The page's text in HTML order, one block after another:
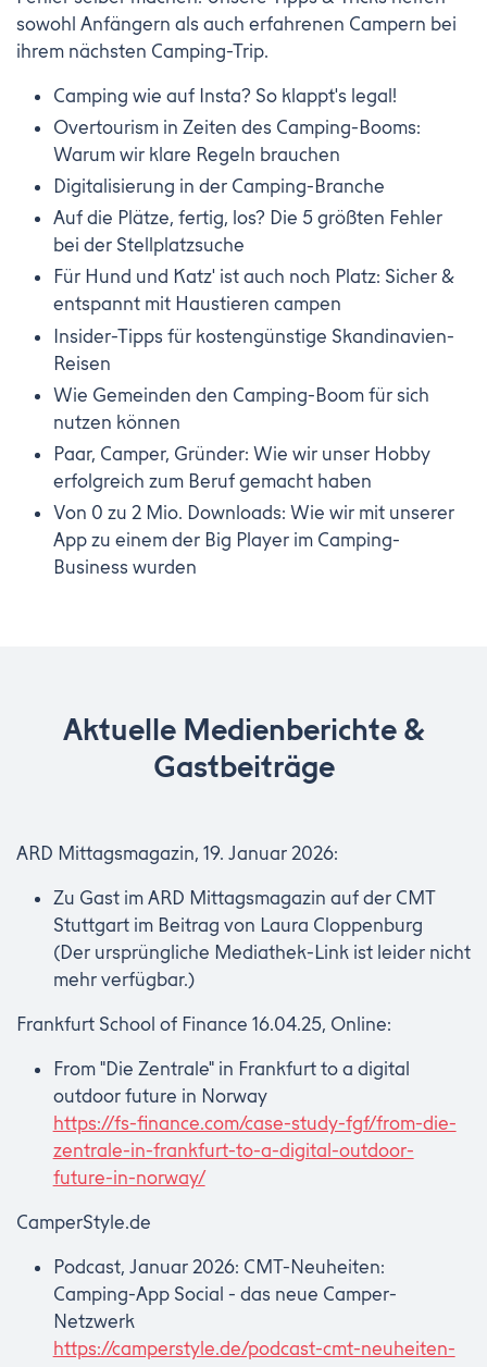
sowohl Anfängern als auch erfahrenen Campern bei
ihrem nächsten Camping-Trip.
Camping wie auf Insta? So klappt's legal!
Overtourism in Zeiten des Camping-Booms:
Warum wir klare Regeln brauchen
Digitalisierung in der Camping-Branche
Auf die Plätze, fertig, los? Die 5 größten Fehler
bei der Stellplatzsuche
Für Hund und Katz' ist auch noch Platz: Sicher &
entspannt mit Haustieren campen
Insider-Tipps für kostengünstige Skandinavien-
Reisen
Wie Gemeinden den Camping-Boom für sich
nutzen können
Paar, Camper, Gründer: Wie wir unser Hobby
erfolgreich zum Beruf gemacht haben
Von 0 zu 2 Mio. Downloads: Wie wir mit unserer
App zu einem der Big Player im Camping-
Business wurden
Aktuelle Medienberichte &
Gastbeiträge
ARD Mittagsmagazin, 19. Januar 2026:
Zu Gast im ARD Mittagsmagazin auf der CMT
Stuttgart im Beitrag von Laura Cloppenburg
(Der ursprüngliche Mediathek-Link ist leider nicht
mehr verfügbar.)
Frankfurt School of Finance 16.04.25, Online:
From "Die Zentrale" in Frankfurt to a digital
outdoor future in Norway
https://fs-finance.com/case-study-fgf/from-die-
zentrale-in-frankfurt-to-a-digital-outdoor-
future-in-norway/
CamperStyle.de
Podcast, Januar 2026: CMT-Neuheiten:
Camping-App Social - das neue Camper-
Netzwerk
https://camperstyle.de/podcast-cmt-neuheiten-